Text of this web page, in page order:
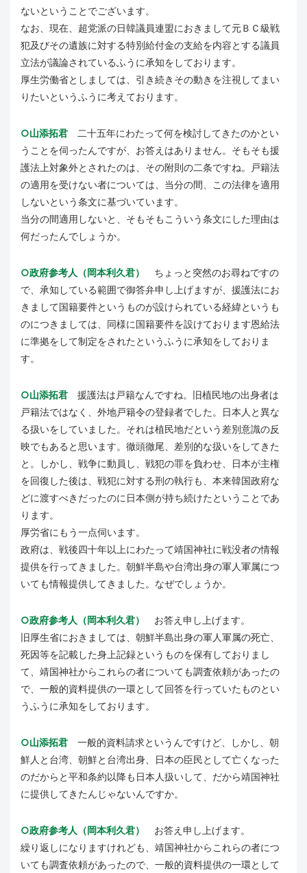
ないということでございます。
なお、現在、超党派の日韓議員連盟におきまして元ＢＣ級戦
犯及びその遺族に対する特別給付金の支給を内容とする議員
立法が議論されているふうに承知をしております。
厚生労働省としましては、引き続きその動きを注視してまい
りたいというふうに考えております。
○山添拓君 二十五年にわたって何を検討してきたのかとい
うことを伺ったんですが、お答えはありません。そもそも援
護法上対象外とされたのは、その附則の二条ですね。戸籍法
の適用を受けない者については、当分の間、この法律を適用
しないという条文に基づいています。
当分の間適用しないと、そもそもこういう条文にした理由は
何だったんでしょうか。
○政府参考人（岡本利久君）
ちょっと突然のお尋ねですの
で、承知している範囲で御答弁申し上げますが、援護法にお
きまして国籍要件というものが設けられている経緯というも
のにつきましては、同様に国籍要件を設けております恩給法
に準拠をして制定をされたというふうに承知をしておりま
す。
○山添拓君 援護法は戸籍なんですね。旧植民地の出身者は
戸籍法ではなく、外地戸籍令の登録者でした。日本人と異な
る扱いをしていました。それは植民地だという差別意識の反
映でもあると思います。徹頭徹尾、差別的な扱いをしてきた
と。しかし、戦争に動員し、戦犯の罪を負わせ、日本が主権
を回復した後は、戦犯に対する刑の執行も、本来韓国政府な
どに渡すべきだったのに日本側が持ち続けたということであ
ります。
厚労省にもう一点伺います。
政府は、戦後四十年以上にわたって靖国神社に戦没者の情報
提供を行ってきました。朝鮮半島や台湾出身の軍人軍属につ
いても情報提供してきました。なぜでしょうか。
○政府参考人（岡本利久君）
お答え申し上げます。
旧厚生省におきましては、朝鮮半島出身の軍人軍属の死亡、
死因等を記載した身上記録というものを保有しておりまし
て、靖国神社からこれらの者についても調査依頼があったの
で、一般的資料提供の一環として回答を行っていたものとい
うふうに承知をしております。
○山添拓君 一般的資料請求というんですけど、しかし、朝
鮮人と台湾、朝鮮と台湾出身、日本の臣民として亡くなった
のだからと平和条約以降も日本人扱いして、だから靖国神社
に提供してきたんじゃないんですか。
○政府参考人（岡本利久君）
お答え申し上げます。
繰り返しになりますけれども、靖国神社からこれらの者につ
いても調査依頼があったので、一般的資料提供の一環として